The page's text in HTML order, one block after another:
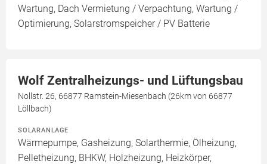
Wartung, Dach Vermietung / Verpachtung, Wartung /
Optimierung, Solarstromspeicher / PV Batterie
Wolf Zentralheizungs- und Lüftungsbau
Nollstr. 26, 66877 Ramstein-Miesenbach (26km von 66877
Löllbach)
SOLARANLAGE
Wärmepumpe, Gasheizung, Solarthermie, Ölheizung,
Pelletheizung, BHKW, Holzheizung, Heizkörper,